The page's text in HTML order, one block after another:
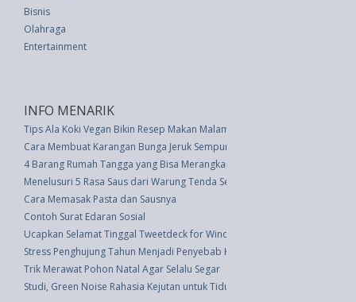
Bisnis
Olahraga
Entertainment
INFO MENARIK
Tips Ala Koki Vegan Bikin Resep Makan Malam Tahun Baru dari Nabati
Cara Membuat Karangan Bunga Jeruk Sempurna untuk Dekorasi Liburan
4 Barang Rumah Tangga yang Bisa Merangkap Perkakas Mobil
Menelusuri 5 Rasa Saus dari Warung Tenda Seafood
Cara Memasak Pasta dan Sausnya
Contoh Surat Edaran Sosial
Ucapkan Selamat Tinggal Tweetdeck for Windows
Stress Penghujung Tahun Menjadi Penyebab Kematian
Trik Merawat Pohon Natal Agar Selalu Segar
Studi, Green Noise Rahasia Kejutan untuk Tidur Nyenyak